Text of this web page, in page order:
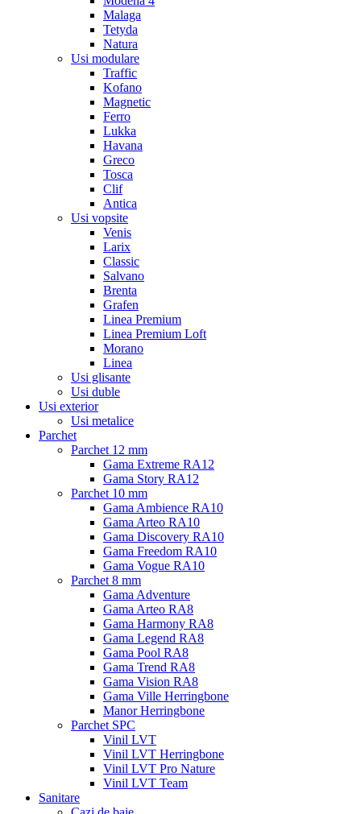
Malaga
Tetyda
Natura
Usi modulare
Traffic
Kofano
Magnetic
Ferro
Lukka
Havana
Greco
Tosca
Clif
Antica
Usi vopsite
Venis
Larix
Classic
Salvano
Brenta
Grafen
Linea Premium
Linea Premium Loft
Morano
Linea
Usi glisante
Usi duble
Usi exterior
Usi metalice
Parchet
Parchet 12 mm
Gama Extreme RA12
Gama Story RA12
Parchet 10 mm
Gama Ambience RA10
Gama Arteo RA10
Gama Discovery RA10
Gama Freedom RA10
Gama Vogue RA10
Parchet 8 mm
Gama Adventure
Gama Arteo RA8
Gama Harmony RA8
Gama Legend RA8
Gama Pool RA8
Gama Trend RA8
Gama Vision RA8
Gama Ville Herringbone
Manor Herringbone
Parchet SPC
Vinil LVT
Vinil LVT Herringbone
Vinil LVT Pro Nature
Vinil LVT Team
Sanitare